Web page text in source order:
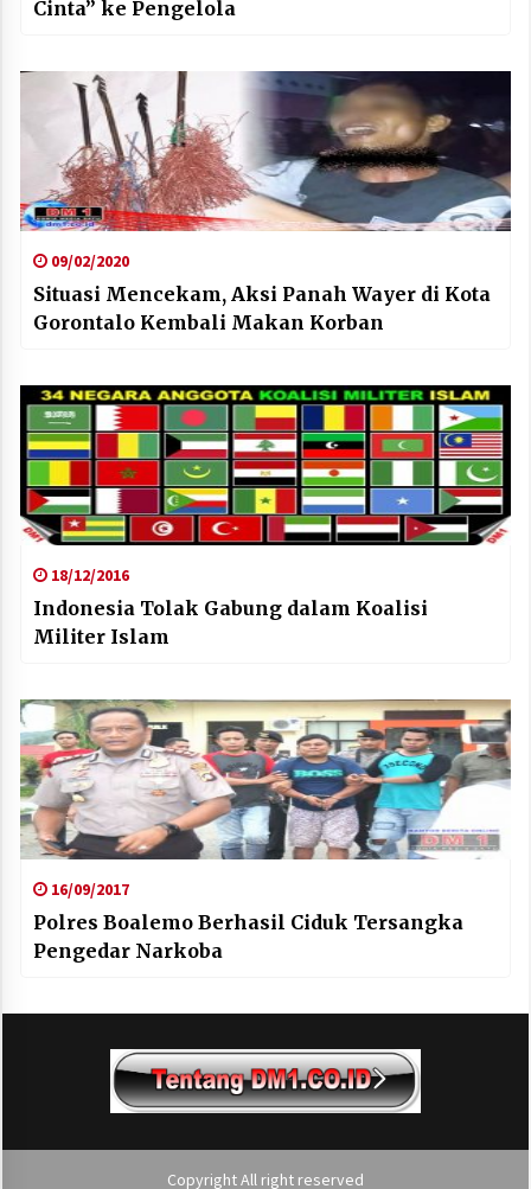
Cinta” ke Pengelola
09/02/2020
Situasi Mencekam, Aksi Panah Wayer di Kota
Gorontalo Kembali Makan Korban
18/12/2016
Indonesia Tolak Gabung dalam Koalisi
Militer Islam
16/09/2017
Polres Boalemo Berhasil Ciduk Tersangka
Pengedar Narkoba
Copyright All right reserved